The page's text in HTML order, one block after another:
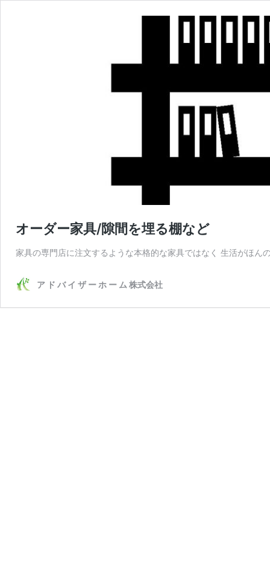
オーダー家具/隙間を埋る棚など
家具の専門店に注文するような本格的な家具ではなく 生活がほ
ア ド バ イ ザ ー ホ ー ム 株式会社